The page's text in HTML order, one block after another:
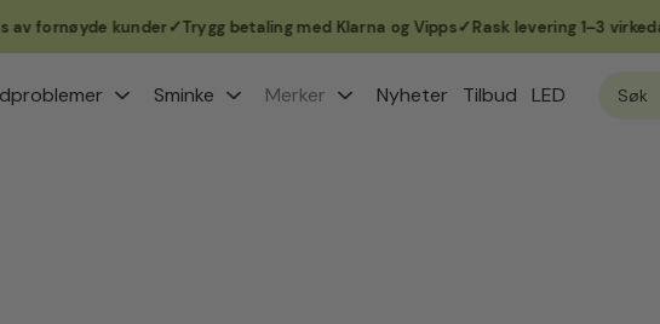
kunder Trygg betaling med Klarna og Vipps Rask levering 1–3 virkedager
Sminke Merker Nyheter Tilbud LED
Søk
etter: